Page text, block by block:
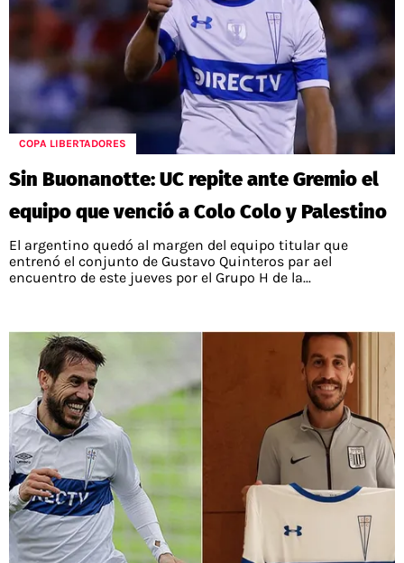
COPA LIBERTADORES
Sin Buonanotte: UC repite ante Gremio el
equipo que venció a Colo Colo y Palestino
El argentino quedó al margen del equipo titular que
entrenó el conjunto de Gustavo Quinteros par ael
encuentro de este jueves por el Grupo H de la...